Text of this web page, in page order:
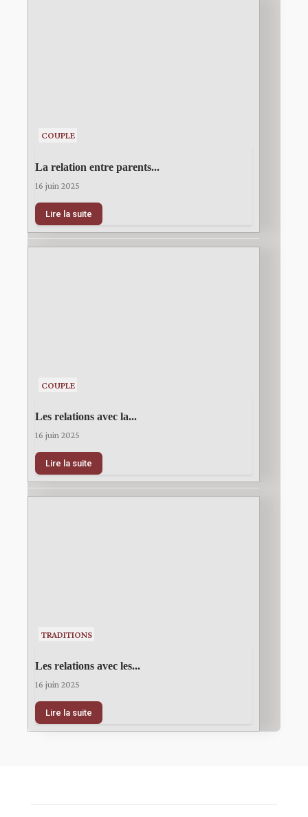
COUPLE
La relation entre parents...
16 juin 2025
Lire la suite
COUPLE
Les relations avec la...
16 juin 2025
Lire la suite
TRADITIONS
Les relations avec les...
16 juin 2025
Lire la suite